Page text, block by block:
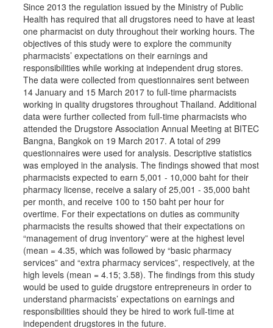
Since 2013 the regulation issued by the Ministry of Public
Health has required that all drugstores need to have at least
one pharmacist on duty throughout their working hours. The
objectives of this study were to explore the community
pharmacists’ expectations on their earnings and
responsibilities while working at independent drug stores.
The data were collected from questionnaires sent between
14 January and 15 March 2017 to full-time pharmacists
working in quality drugstores throughout Thailand. Additional
data were further collected from full-time pharmacists who
attended the Drugstore Association Annual Meeting at BITEC
Bangna, Bangkok on 19 March 2017. A total of 299
questionnaires were used for analysis. Descriptive statistics
was employed in the analysis. The findings showed that most
pharmacists expected to earn 5,001 - 10,000 baht for their
pharmacy license, receive a salary of 25,001 - 35,000 baht
per month, and receive 100 to 150 baht per hour for
overtime. For their expectations on duties as community
pharmacists the results showed that their expectations on
“management of drug inventory” were at the highest level
(mean = 4.35, which was followed by “basic pharmacy
services” and “extra pharmacy services”, respectively, at the
high levels (mean = 4.15; 3.58). The findings from this study
would be used to guide drugstore entrepreneurs in order to
understand pharmacists’ expectations on earnings and
responsibilities should they be hired to work full-time at
independent drugstores in the future.